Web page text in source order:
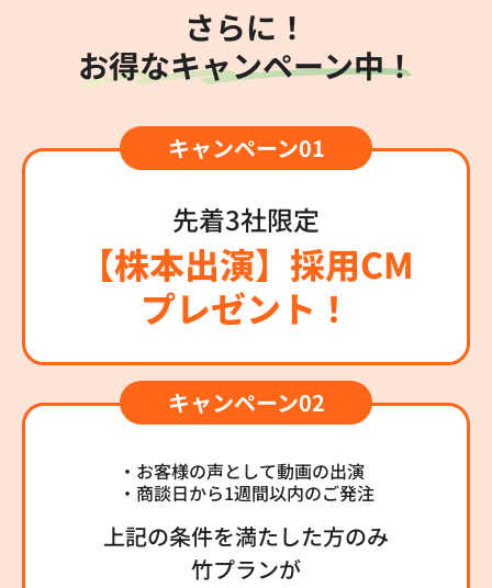
さらに！
お得なキャンペーン中！
先着3社限定
【株本出演】採用CM
プレゼント！
・お客様の声として動画の出演
・商談日から1週間以内のご発注
上記の条件を満たした方のみ
竹プランが